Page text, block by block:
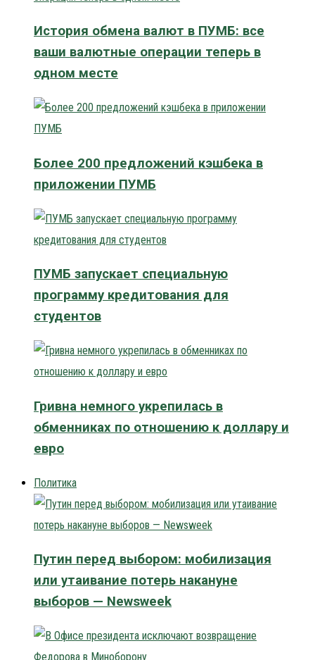
История обмена валют в ПУМБ: все
ваши валютные операции теперь в
одном месте
Более 200 предложений кэшбека в
приложении ПУМБ
ПУМБ запускает специальную
программу кредитования для
студентов
Гривна немного укрепилась в
обменниках по отношению к доллару и
евро
Политика
Путин перед выбором: мобилизация
или утаивание потерь накануне
выборов — Newsweek